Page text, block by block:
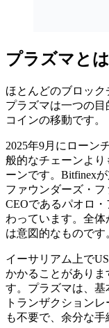
プラズマと
ほとんどのブロック
プラズマは一つの
コインの移動です。
2025年9月にローン
般的なチェーンより
ーンです。Bitfinex
ファウンダーズ・
CEOであるパオロ
わっています。全
は意図的なものです
イーサリアム上で
かかることがありま
す。プラズマは、
トランザクション
も不要で、余分な手